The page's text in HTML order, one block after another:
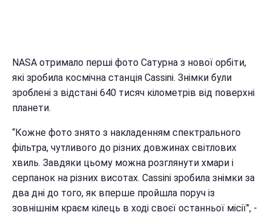
NASA отримало перші фото Сатурна з нової орбіти,
які зробила космічна станція Cassini. Знімки були
зроблені з відстані 640 тисяч кілометрів від поверхні
планети.
“Кожне фото знято з накладенням спектрального
фільтра, чутливого до різних довжинах світлових
хвиль. Завдяки цьому можна розглянути хмари і
серпанок на різних висотах. Cassini зробила знімки за
два дні до того, як вперше пройшла поруч із
зовнішнім краєм кілець в ході своєї останньої місії", -